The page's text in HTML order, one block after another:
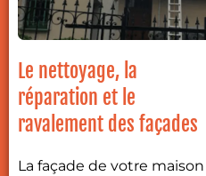
Le nettoyage, la
réparation et le
ravalement des façades
La façade de votre